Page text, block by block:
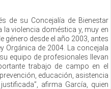
de su Concejalía de Bienestar
violencia doméstica y, muy en
género desde el año 2003, antes
Orgánica de 2004. La concejala
equipo de profesionales llevan
trabajo de campo en el
educación, asistencia
afirma García, quien